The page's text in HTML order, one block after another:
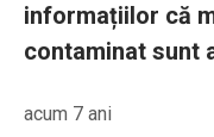
informațiilor că
contaminat sunt
acum 7 ani